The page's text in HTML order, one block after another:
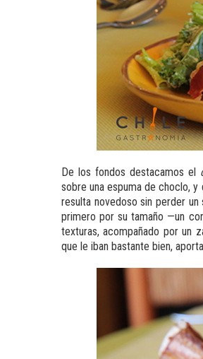
De los fondos destacamos el
sobre una espuma de choclo,
resulta novedoso sin perder un
primero por su tamaño —un
texturas, acompañado por un
que le iban bastante bien,